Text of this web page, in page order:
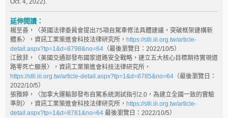
Oct. 4, 2022).
延伸閱讀：
楊至善，〈英國法律委員會提出75項自駕車修法具體建議，突破框架建構新
體系〉，資訊工業策進會科技法律研究所， https://stli.iii.org.tw/article-
detail.aspx?tp=1&d=8798&no=64 （最後瀏覽日：2022/10/5）
江敔菲，〈美國交通部發布國家道路安全戰略，建立五大核心目標期待實現道
路零死亡願景〉，資訊工業策進會科技法律研究所，
https://stli.iii.org.tw/article-detail.aspx?tp=1&d=8785&no=64 （最後瀏覽日：
2022/10/5）
張雅婷，〈加拿大運輸部發布自駕系統測試指引2.0，為建立全國一致的實驗
準則〉，資訊工業策進會科技法律研究所， https://stli.iii.org.tw/article-
detail.aspx?tp=1&d=8781&no=64 最後瀏覽日：2022/10/5）